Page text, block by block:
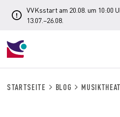
VVKsstart am 20.08. um 10:00
13.07.–26.08.
STARTSEITE BLOG